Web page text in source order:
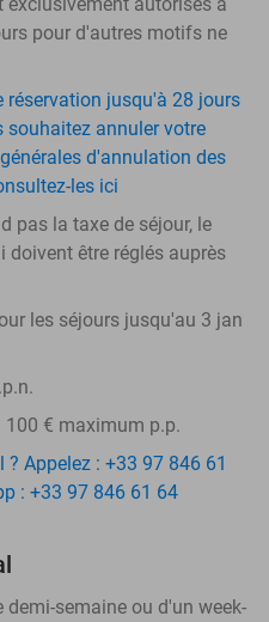
pour d'autres motifs ne
jusqu'à 28 jours
souhaitez annuler votre
d'annulation des
les ici
pas la taxe de séjour, le
doivent être réglés auprès
les séjours jusqu'au 3 jan
100 € maximum p.p.
Appelez : +33 97 846 61
: +33 97 846 61 64
semaine ou d'un week-